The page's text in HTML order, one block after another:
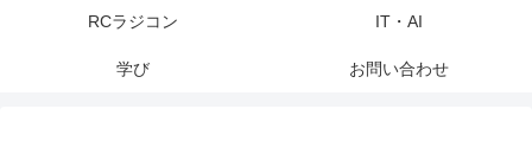
RCラジコン IT・AI
学び お問い合わせ